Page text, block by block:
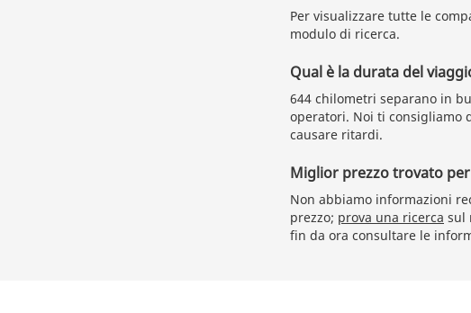
Per visualizzare tutte le
modulo di ricerca.
Qual è la durata del
644 chilometri separano in
operatori. Noi ti consigliamo
causare ritardi.
Miglior prezzo trovato
Non abbiamo informazioni
prezzo; prova una ricerca sul
fin da ora consultare le